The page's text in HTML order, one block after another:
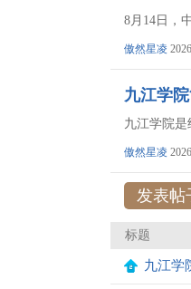
8月14日，
傲然星凌
九江学
九江学院
傲然星凌
发表帖
标题
九江学